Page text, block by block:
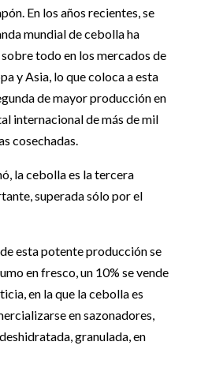
En los años recientes, se
mundial de cebolla ha
todo en los mercados de
y Asia, lo que coloca a esta
de mayor producción en
internacional de más de mil
cosechadas.
la cebolla es la tercera
superada sólo por el
esta potente producción se
en fresco, un 10% se vende
en la que la cebolla es
en sazonadores,
granulada, en